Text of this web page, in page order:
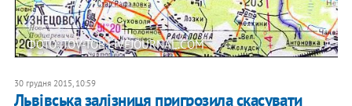
ФОТО: TOV-TOB.LIVEJOURNAL.COM
30 грудня 2015, 10:59
Львівська залізниця пригрозила скасувати